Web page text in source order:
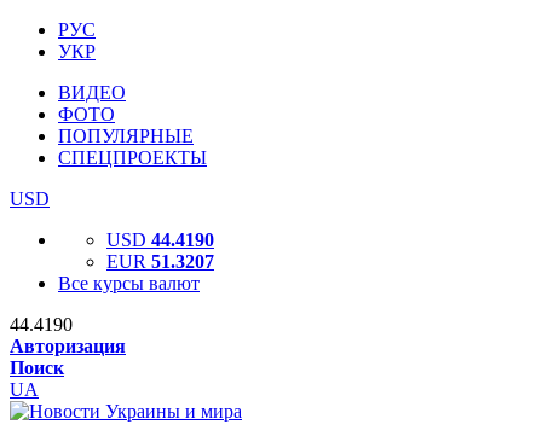
РУС
УКР
ВИДЕО
ФОТО
ПОПУЛЯРНЫЕ
СПЕЦПРОЕКТЫ
USD
USD 44.4190
EUR 51.3207
Все курсы валют
44.4190
Авторизация
Поиск
UA